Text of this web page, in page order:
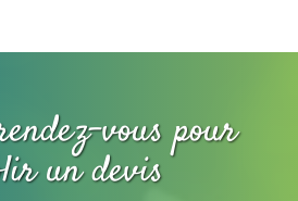
vous pour
un devis